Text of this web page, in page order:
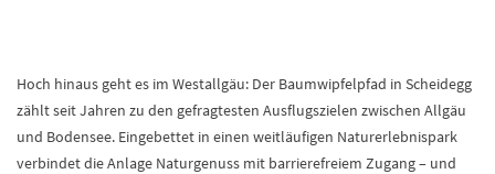
Hoch hinaus geht es im Westallgäu: Der Baumwipfelpfad in Scheidegg
zählt seit Jahren zu den gefragtesten Ausflugszielen zwischen Allgäu
und Bodensee. Eingebettet in einen weitläufigen Naturerlebnispark
verbindet die Anlage Naturgenuss mit barrierefreiem Zugang – und